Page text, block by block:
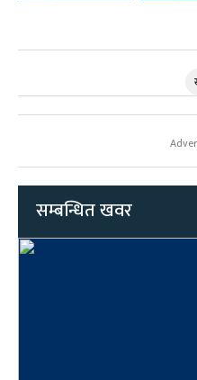
सम्बन्धित खवर